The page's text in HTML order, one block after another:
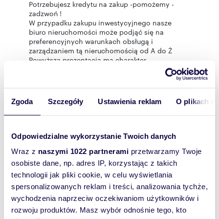
Zgoda Szczegóły Ustawienia reklam O plikach
Odpowiedzialne wykorzystanie Twoich danych
Wraz z naszymi 1022 partnerami przetwarzamy Twoje
osobiste dane, np. adres IP, korzystając z takich
technologii jak pliki cookie, w celu wyświetlania
spersonalizowanych reklam i treści, analizowania tychże,
wychodzenia naprzeciw oczekiwaniom użytkowników i
rozwoju produktów. Masz wybór odnośnie tego, kto
Potrzebujesz kredytu na zakup -pomożemy -
zadzwoń !
W przypadku zakupu inwestycyjnego nasze
biuro nieruchomości może podjąć się na
preferencyjnych warunkach obsługą i
zarządzaniem tą nieruchomością od A do Ż
Powyższa prezentacja ma charakter
informacyjny i nie stanowi oferty handlowej w
myśl przepisów art 66par.1 Kodeksu Cywilnego
Liczba
pokoi:
5
Powierzchni
a całkowita:
160 m
Lokalizacja: województwo:
wielkopolskie
powiat:Poznańgmina:Poznań